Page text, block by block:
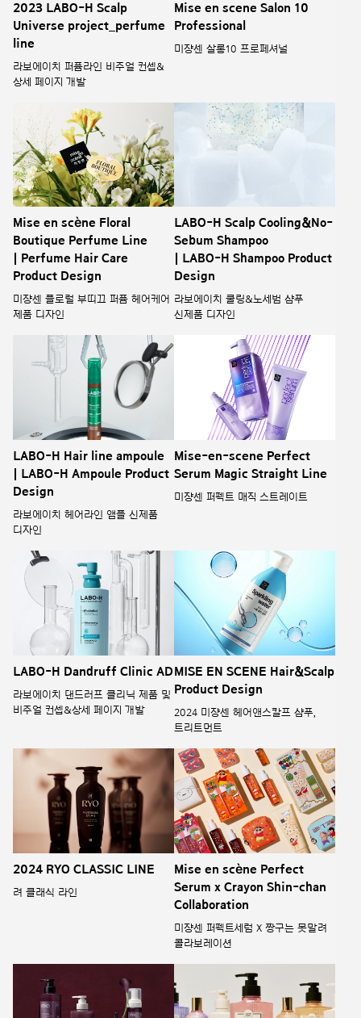
2023 LABO-H Scalp
Universe project_perfume
line
라보에이치 퍼퓸라인 비주얼 컨셉&
상세 페이지 개발
Mise en scene Salon 10
Professional
미쟝센 살롱10 프로페셔널
Mise en scène Floral
Boutique Perfume Line
| Perfume Hair Care
Product Design
미쟝센 플로럴 부띠끄 퍼퓸 헤어케어
제품 디자인
LABO-H Scalp Cooling&No-
Sebum Shampoo
| LABO-H Shampoo Product
Design
라보에이치 쿨링&노세범 샴푸
신제품 디자인
LABO-H Hair line ampoule
| LABO-H Ampoule Product
Design
라보에이치 헤어라인 앰플 신제품
디자인
Mise-en-scene Perfect
Serum Magic Straight Line
미쟝센 퍼펙트 매직 스트레이트
LABO-H Dandruff Clinic AD
라보에이치 댄드러프 클리닉 제품 및
비주얼 컨셉&상세 페이지 개발
MISE EN SCENE Hair&Scalp
Product Design
2024 미쟝센 헤어앤스칼프 샴푸,
트리트먼트
2024 RYO CLASSIC LINE
려 클래식 라인
Mise en scène Perfect
Serum x Crayon Shin-chan
Collaboration
미쟝센 퍼펙트세럼 X 짱구는 못말려
콜라보레이션